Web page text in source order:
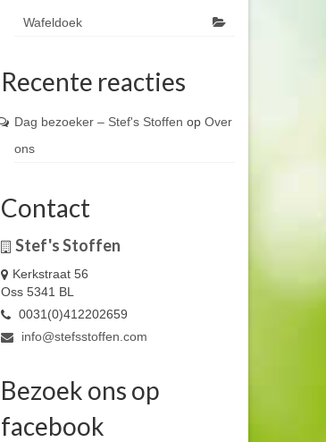
Wafeldoek
Recente reacties
Dag bezoeker – Stef's Stoffen op Over
ons
Contact
Stef's Stoffen
Kerkstraat 56
Oss 5341 BL
0031(0)412202659
info@stefsstoffen.com
Bezoek ons op
facebook